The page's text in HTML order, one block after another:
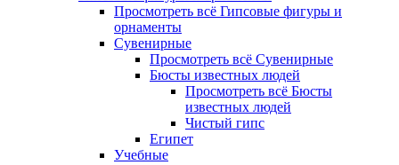
Просмотреть всё Гипсовые фигуры и
орнаменты
Сувенирные
Просмотреть всё Сувенирные
Бюсты известных людей
Просмотреть всё Бюсты
известных людей
Чистый гипс
Египет
Учебные